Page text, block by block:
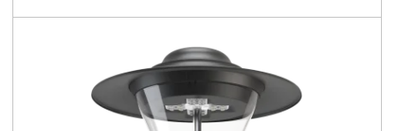
119 - 164 [lm/W]
Familie vergleichen